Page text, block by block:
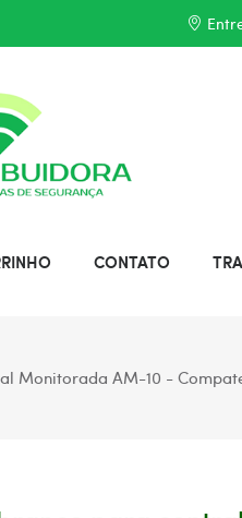
CONTATO
Monitorada AM-10 -